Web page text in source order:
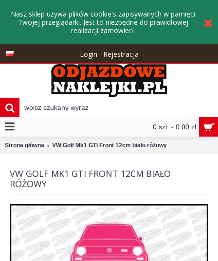
Nasz sklep używa plików cookie's zapisywanych w pamięci
Twojej przeglądarki. Jest to niezbędne do prawidłowej
realizacji zamówień!
Login Rejestracja
0 szt. - 0.00 zł
Strona główna VW Golf Mk1 GTI Front 12cm biało różowy
VW GOLF MK1 GTI FRONT 12CM BIAŁO
RÓŻOWY